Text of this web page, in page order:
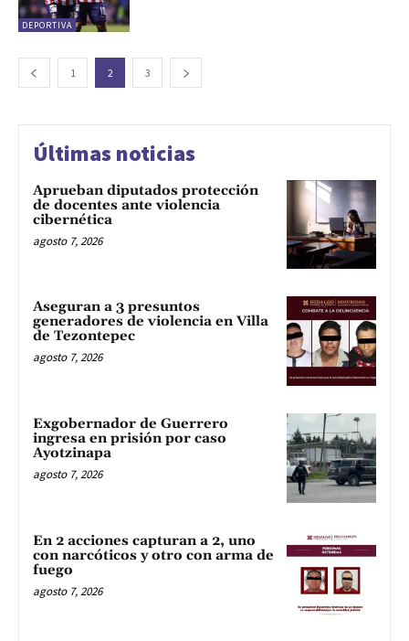
DEPORTIVA
1 2 3
Últimas noticias
Aprueban diputados protección
de docentes ante violencia
cibernética
agosto 7, 2026
Aseguran a 3 presuntos
generadores de violencia en Villa
de Tezontepec
agosto 7, 2026
Exgobernador de Guerrero
ingresa en prisión por caso
Ayotzinapa
agosto 7, 2026
En 2 acciones capturan a 2, uno
con narcóticos y otro con arma de
fuego
agosto 7, 2026